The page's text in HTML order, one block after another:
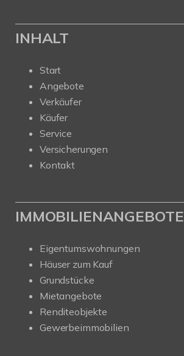
INHALT
Start
Angebote
Verkäufer
Käufer
Service
Versicherungen
Kontakt
IMMOBILIENANGEBOTE
Eigentumswohnungen
Häuser zum Kauf
Grundstücke
Mietangebote
Renditeobjekte
Gewerbeimmobilien